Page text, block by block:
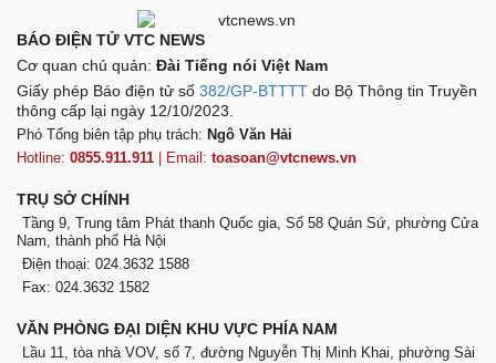
BÁO ĐIỆN TỬ VTC NEWS
Cơ quan chủ quản: Đài Tiếng nói Việt Nam
Giấy phép Báo điện tử số 382/GP-BTTTT do Bộ Thông tin Truyền
thông cấp lại ngày 12/10/2023.
Phó Tổng biên tập phụ trách: Ngô Văn Hải
Hotline: 0855.911.911 | Email: toasoan@vtcnews.vn
TRỤ SỞ CHÍNH
Tầng 9, Trung tâm Phát thanh Quốc gia, Số 58 Quán Sứ, phường Cửa
Nam, thành phố Hà Nội
Điện thoại: 024.3632 1588
Fax: 024.3632 1582
VĂN PHÒNG ĐẠI DIỆN KHU VỰC PHÍA NAM
Lầu 11, tòa nhà VOV, số 7, đường Nguyễn Thị Minh Khai, phường Sài